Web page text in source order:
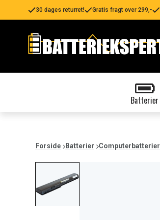
30 dages returret! Gratis fragt over 299,-
Batterier
Forside Batterier Computerbatterier